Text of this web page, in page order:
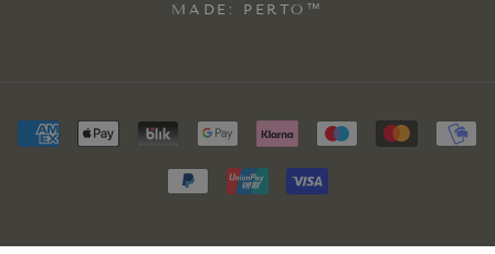
MADE: PERTO™